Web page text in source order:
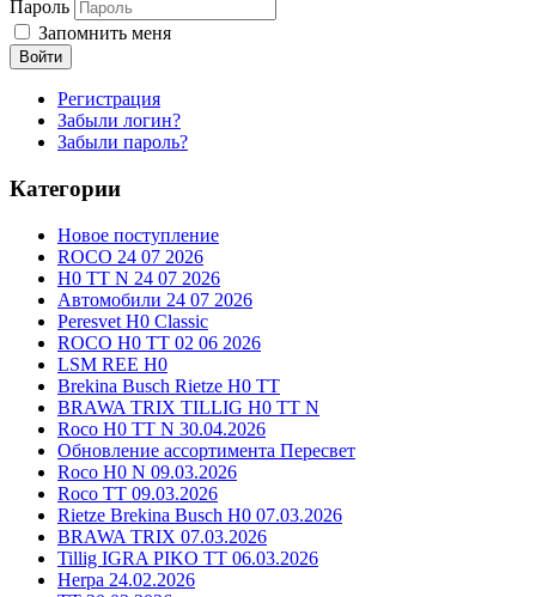
Пароль
Запомнить меня
Войти
Регистрация
Забыли логин?
Забыли пароль?
Категории
Новое поступление
ROCO 24 07 2026
H0 TT N 24 07 2026
Автомобили 24 07 2026
Peresvet H0 Classic
ROCO H0 TT 02 06 2026
LSM REE H0
Brekina Busch Rietze H0 TT
BRAWA TRIX TILLIG H0 TT N
Roco H0 TT N 30.04.2026
Обновление ассортимента Пересвет
Roco H0 N 09.03.2026
Roco TT 09.03.2026
Rietze Brekina Busch H0 07.03.2026
BRAWA TRIX 07.03.2026
Tillig IGRA PIKO TT 06.03.2026
Herpa 24.02.2026